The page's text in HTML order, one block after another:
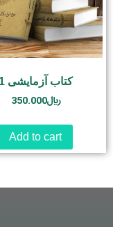
کتاب آزمایشی 1
﷼350.000
Add to cart